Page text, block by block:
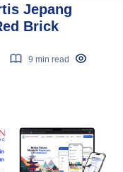
Jepang
Brick
9 min read